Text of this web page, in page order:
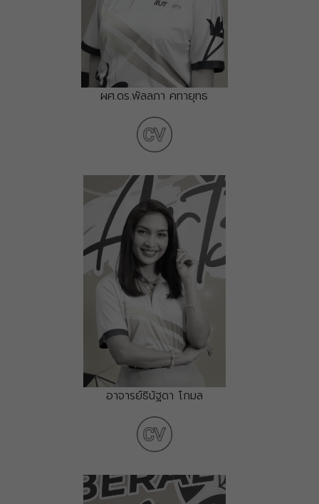
ผศ.ดร.พัลลภา คทายุทธ
อาจารย์ธินัฐดา โกมล